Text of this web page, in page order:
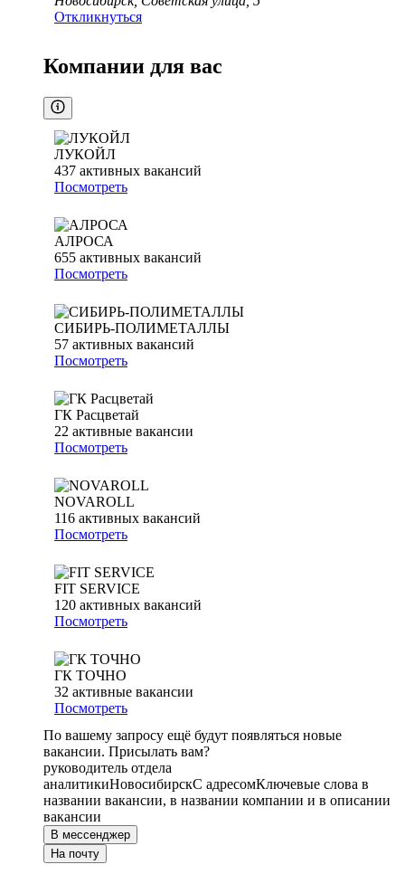
Откликнуться
Компании для вас
ЛУКОЙЛ
437 активных вакансий
Посмотреть
АЛРОСА
655 активных вакансий
Посмотреть
СИБИРЬ-ПОЛИМЕТАЛЛЫ
57 активных вакансий
Посмотреть
ГК Расцветай
22 активные вакансии
Посмотреть
NOVAROLL
116 активных вакансий
Посмотреть
FIT SERVICE
120 активных вакансий
Посмотреть
ГК ТОЧНО
32 активные вакансии
Посмотреть
По вашему запросу ещё будут появляться новые
вакансии. Присылать вам?
руководитель отдела
аналитикиНовосибирскС адресомКлючевые слова в
названии вакансии, в названии компании и в описании
вакансии
В мессенджер
На почту